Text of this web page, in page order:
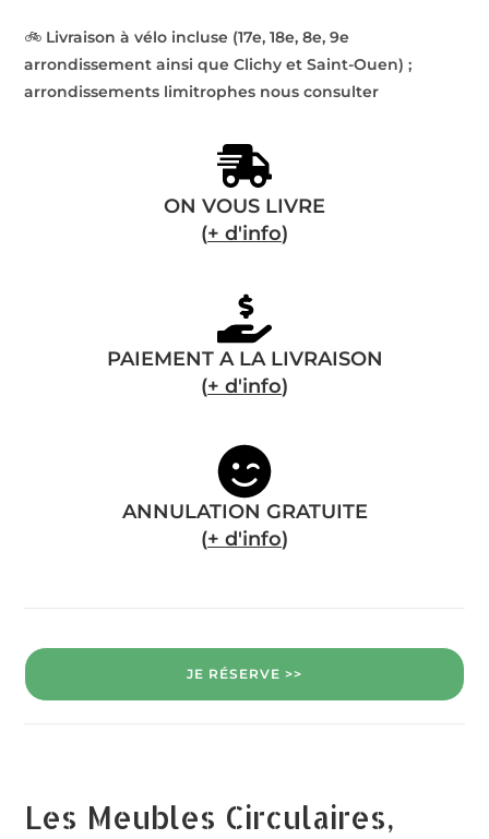
🚲 Livraison à vélo incluse (17e, 18e, 8e, 9e
arrondissement ainsi que Clichy et Saint-Ouen) ;
arrondissements limitrophes nous consulter
ON VOUS LIVRE
(+ d'info)
PAIEMENT A LA LIVRAISON
(+ d'info)
ANNULATION GRATUITE
(+ d'info)
JE RÉSERVE >>
Les Meubles Circulaires,